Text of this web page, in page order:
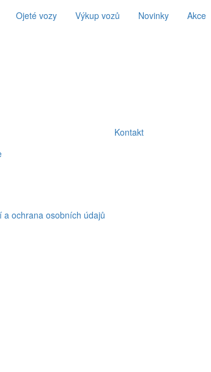
Ojeté vozy Výkup vozů Novinky Akce
a ochrana osobních údajů
Kontakt